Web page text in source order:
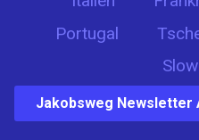
Portugal